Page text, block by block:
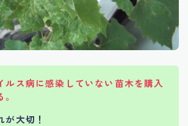
ルス病に感染していない苗木を購入
が大切！